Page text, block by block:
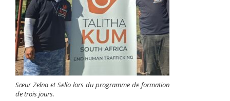
Sœur Zelna et Sello lors du programme de formation
de trois jours.